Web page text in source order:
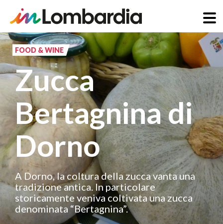
Salta
al
contenuto
principale
FOOD & WINE
Zucca
Bertagnina di
Dorno
A Dorno, la coltura della zucca vanta una
tradizione antica. In particolare
storicamente veniva coltivata una zucca
denominata “Bertagnina”.